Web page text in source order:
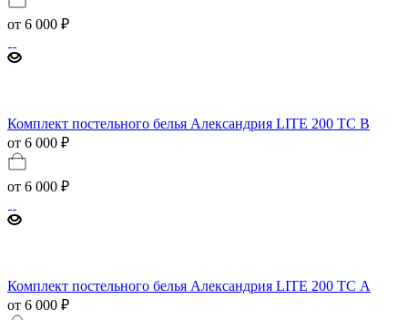
от 6 000 ₽
Комплект постельного белья Александрия LITE 200 TC B
от 6 000 ₽
от 6 000 ₽
Комплект постельного белья Александрия LITE 200 TC А
от 6 000 ₽